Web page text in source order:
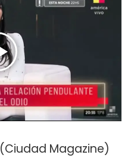
(Ciudad Magazine)